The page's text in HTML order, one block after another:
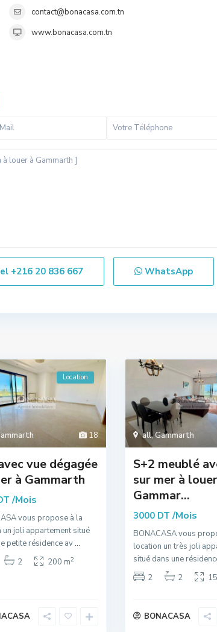
contact@bonacasa.com.tn
www.bonacasa.com.tn
+216 20 836 667 WhatsApp
18
Location
vue dégagée
à Gammarth
/Mois
vous propose à la
un joli appartement situé
petite résidence av...
2 200 m2
all,Gammarth
S+2 meublé
sur mer à
Gammar...
3000 DT/Mois
BONACASA vous
location un très joli
situé dans une
2
2
BONACASA